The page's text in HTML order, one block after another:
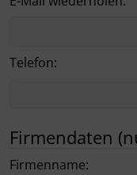
Telefon:
Firmendaten
Firmenname:
Weihnachten